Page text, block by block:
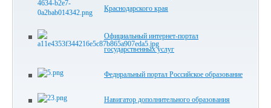
Краснодарского края
Официальный интернет-портал
государственных услуг
Феднральный портал Российское образование
Навигатор дополнительного образования